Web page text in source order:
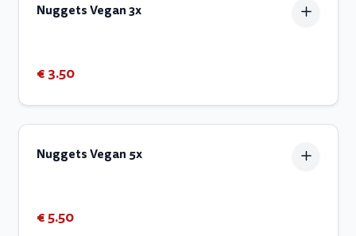
Nuggets Vegan 3x
€ 3.50
Nuggets Vegan 5x
€ 5.50